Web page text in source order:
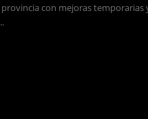
con mejoras temporarias